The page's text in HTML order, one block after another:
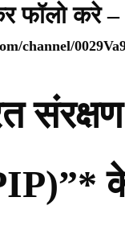
फॉलो करे –
channel/
संरक्षण